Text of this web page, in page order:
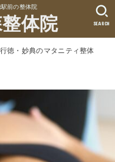
前の整体院
体院 SEARCH
徳・妙典のマタニティ整体